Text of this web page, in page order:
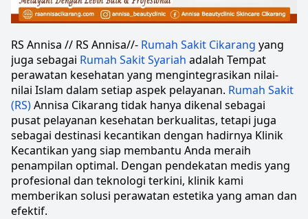
RS Annisa // RS Annisa//- Rumah Sakit Cikarang yang
juga sebagai Rumah Sakit Syariah adalah Tempat
perawatan kesehatan yang mengintegrasikan nilai-
nilai Islam dalam setiap aspek pelayanan. Rumah Sakit
(RS) Annisa Cikarang tidak hanya dikenal sebagai
pusat pelayanan kesehatan berkualitas, tetapi juga
sebagai destinasi kecantikan dengan hadirnya Klinik
Kecantikan yang siap membantu Anda meraih
penampilan optimal. Dengan pendekatan medis yang
profesional dan teknologi terkini, klinik kami
memberikan solusi perawatan estetika yang aman dan
efektif.